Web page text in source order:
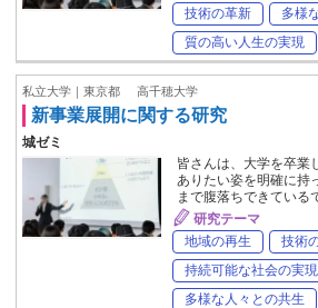
技術の革新
多様
質の高い人生の実現
私立大学｜東京都 高千穂大学
新事業展開に関する研究
城ゼミ
皆さんは、大学を卒業
ありたい姿を明確に持
まで腹落ちできてい
研究テーマ
地域の再生
技術
持続可能な社会の実現
多様な人々との共生